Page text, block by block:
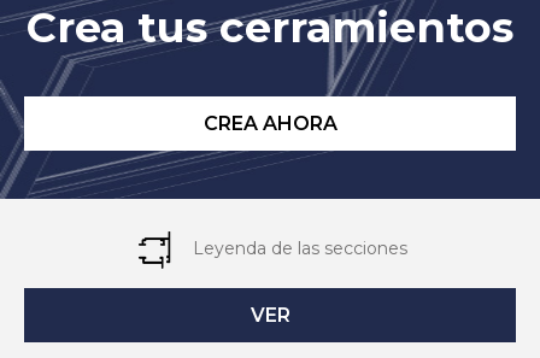
Crea tus cerramientos
CREA AHORA
Leyenda de las secciones
VER